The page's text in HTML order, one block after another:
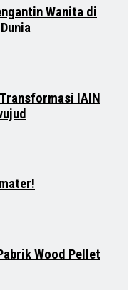
Wanita di
IAIN
Wood Pellet